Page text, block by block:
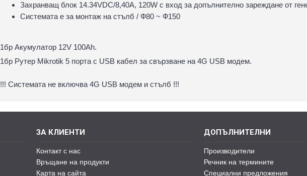
Захранващ блок 14.34VDC/8,40A, 120W с вход за допълнително зареждане от
Системата е за монтаж на стълб / Ф80 ~ Ф150
1бр Акумулатор 12V 100Ah.
1бр Рутер Mikrotik 5 порта с USB кабел за свързване на 4G USB модем.
!!! Системата не включва 4G USB модем и стълб !!!
ЗА КЛИЕНТИ
Контакт с нас
Връщане на продукти
Карта на сайта
ДОПЪЛНИТЕЛНИ
Производители
Речник на термините
Специални предложения